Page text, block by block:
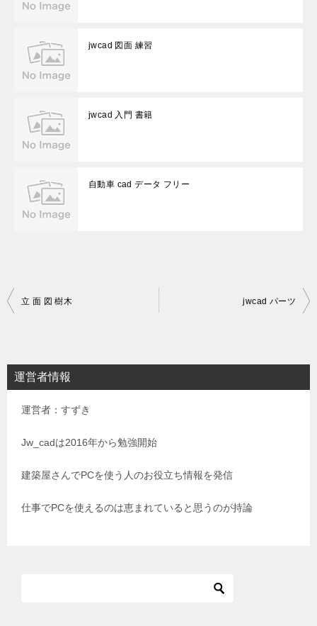
jwcad 図面 練習
jwcad 入門 書籍
自動車 cad データ フリー
投
ビ
ゲ
立 面 図 樹木 jwcad パーツ
運営者情報
運営者：すずき
Jw_cadは2016年から勉強開始
建築屋さんでPCを使う人のお役立ち情報を発信
仕事でPCを使えるのは恵まれていると思うのが持論